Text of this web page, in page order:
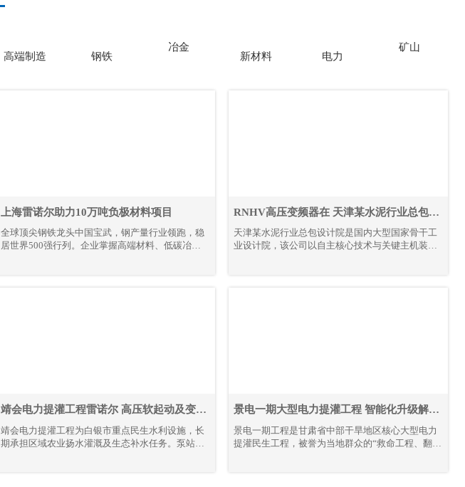
高端制造
钢铁
冶金
新材料
电力
矿山
上海雷诺尔助力10万吨负极材料项目
全球顶尖钢铁龙头中国宝武，钢产量行业领跑，稳
居世界500强行列。企业掌握高端材料、低碳冶金
RNHV高压变频器在 天津某水泥行业总包设
计院的应用
天津某水泥行业总包设计院是国内大型国家骨干工
业设计院，该公司以自主核心技术与关键主机装备
靖会电力提灌工程雷诺尔 高压软起动及变频
节能解决方案
靖会电力提灌工程为白银市重点民生水利设施，长
期承担区域农业扬水灌溉及生态补水任务。泵站机
景电一期大型电力提灌工程 智能化升级解决
方案
景电一期工程是甘肃省中部干旱地区核心大型电力
提灌民生工程，被誉为当地群众的“救命工程、翻身